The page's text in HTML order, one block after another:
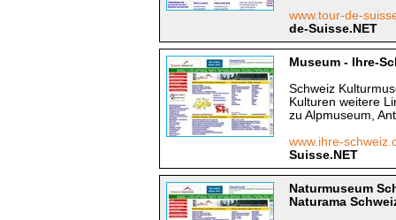
www.tour-de-
de-Suisse.NET
Museum - Ihre-
Schweiz
Kulturen weitere
zu Alpmuseum,
www.ihre-
Suisse.NET
Naturmuseum
Naturama